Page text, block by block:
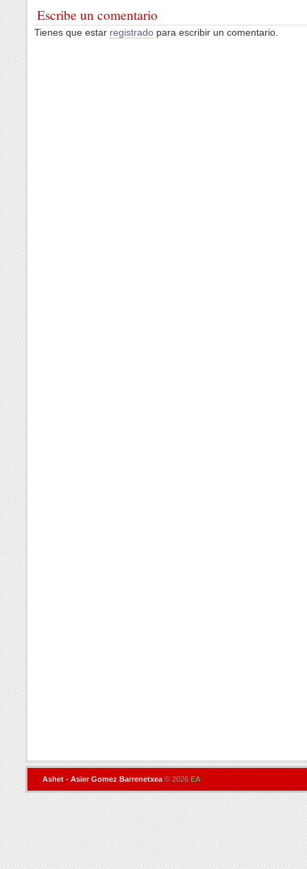
Escribe un comentario
Tienes que estar registrado para escribir un comentario.
Ashet - Asier Gomez Barrenetxea © 2026 EA